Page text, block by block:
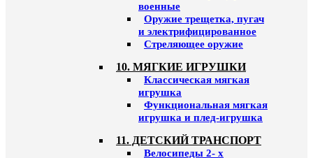
военные
Оружие трещетка, пугач
и электрифицированное
Стреляющее оружие
10. МЯГКИЕ ИГРУШКИ
Классическая мягкая
игрушка
Функциональная мягкая
игрушка и плед-игрушка
11. ДЕТСКИЙ ТРАНСПОРТ
Велосипеды 2- х